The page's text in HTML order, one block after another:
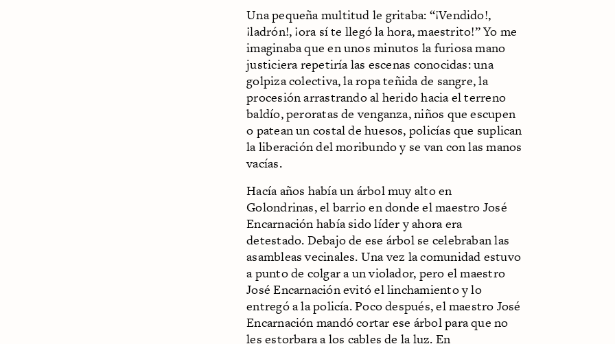
Una pequeña multitud le gritaba: “¡Vendido!,
¡ladrón!, ¡ora sí te llegó la hora, maestrito!” Yo me
imaginaba que en unos minutos la furiosa mano
justiciera repetiría las escenas conocidas: una
golpiza colectiva, la ropa teñida de sangre, la
procesión arrastrando al herido hacia el terreno
baldío, peroratas de venganza, niños que escupen
o patean un costal de huesos, policías que suplican
la liberación del moribundo y se van con las manos
vacías.
Hacía años había un árbol muy alto en
Golondrinas, el barrio en donde el maestro José
Encarnación había sido líder y ahora era
detestado. Debajo de ese árbol se celebraban las
asambleas vecinales. Una vez la comunidad estuvo
a punto de colgar a un violador, pero el maestro
José Encarnación evitó el linchamiento y lo
entregó a la policía. Poco después, el maestro José
Encarnación mandó cortar ese árbol para que no
les estorbara a los cables de la luz. En